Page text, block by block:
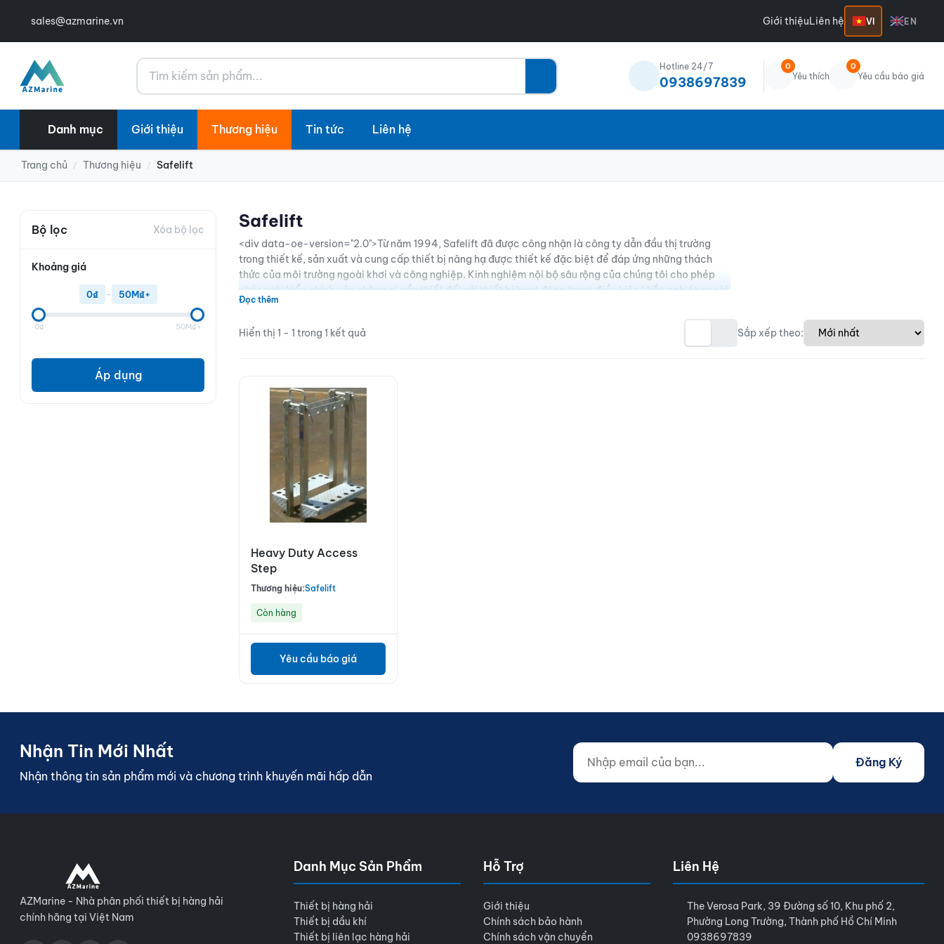
sales@azmarine.vn Giới thiệuLiên hệ VI EN
Tìm kiếm Hotline 24/7
0938697839
0
Yêu thích
0
Yêu cầu báo giá
Danh mục Giới thiệu Thương hiệu Tin tức Liên hệ
Trang chủ / Thương hiệu / Safelift
Bộ lọc Xóa bộ lọc
Khoảng giá
0₫ – 50M₫+
0₫ 50M₫+
Áp dụng
Safelift
<div data-oe-version="2.0">Từ năm 1994, Safelift đã được công nhận là công ty dẫn đầu thị trường
trong thiết kế, sản xuất và cung cấp thiết bị nâng hạ được thiết kế đặc biệt để đáp ứng những thách
thức của môi trường ngoài khơi và công nghiệp. Kinh nghiệm nội bộ sâu rộng của chúng tôi cho phép
chúng tôi hiểu chính xác những gì cần thiết đối với thiết bị hoạt động trong điều kiện khắc nghiệt ngoài
khơi — và chúng tôi chỉ cung cấp những sản phẩm mà chúng tôi cho là hoàn toàn phù hợp với mục đích
Đọc thêm
Hiển thị 1 - 1 trong 1 kết quả Sắp xếp theo:
Heavy Duty Access
Step
Thương hiệu:Safelift
Còn hàng
Yêu cầu báo giá
Nhận Tin Mới Nhất
Nhận thông tin sản phẩm mới và chương trình khuyến mãi hấp dẫn
Nhập email của bạn...
Website (do not fill)
Đăng Ký
AZMarine - Nhà phân phối thiết bị hàng hải
chính hãng tại Việt Nam
Danh Mục Sản Phẩm
Thiết bị hàng hải
Thiết bị dầu khí
Thiết bị liên lạc hàng hải
Hỗ Trợ
Giới thiệu
Chính sách bảo hành
Chính sách vận chuyển
Liên Hệ
The Verosa Park, 39 Đường số 10, Khu phố 2,
Phường Long Trường, Thành phố Hồ Chí Minh
0938697839